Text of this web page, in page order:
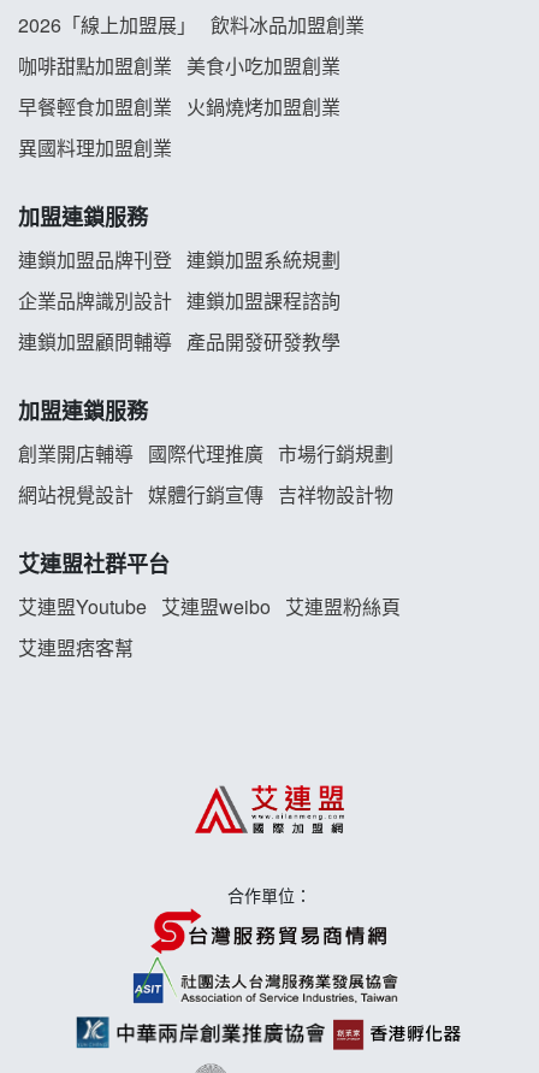
龍涎居好湯加盟說明會
舒油頭加盟說明會
義氣豐發雞加盟說明會
Mr.Wish加盟說明會
雞咕雞咕加盟說明會
TEA TOP加盟說明會
珍好味臭臭鍋加盟說明會
藍象廷泰式火鍋加盟說明會
日十。早午食加盟說明會
莫尼早餐Morni加盟說明會
2026「線上加盟展」
飲料冰品加盟創業
咖啡甜點加盟創業
美食小吃加盟創業
早餐輕食加盟創業
火鍋燒烤加盟創業
異國料理加盟創業
加盟連鎖服務
連鎖加盟品牌刊登 連鎖加盟系統規劃
企業品牌識別設計 連鎖加盟課程諮詢
連鎖加盟顧問輔導 產品開發研發教學
加盟連鎖服務
創業開店輔導 國際代理推廣 市場行銷規劃
網站視覺設計 媒體行銷宣傳 吉祥物設計物
艾連盟社群平台
艾連盟Youtube 艾連盟weibo
艾連盟粉絲頁
艾連盟痞客幫
合作單位：